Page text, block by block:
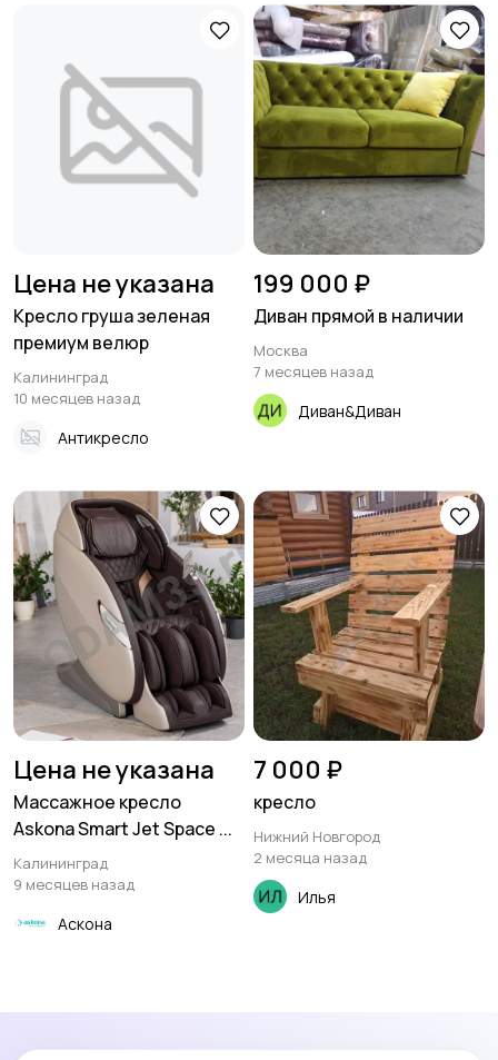
Цена не указана
Кресло груша зеленая
премиум велюр
Калининград
10 месяцев назад
Антикресло
199 000 ₽
Диван прямой в наличии
Москва
7 месяцев назад
Диван&Диван
Цена не указана
Массажное кресло
Askona Smart Jet Space ...
Калининград
9 месяцев назад
Аскона
7 000 ₽
кресло
Нижний Новгород
2 месяца назад
Илья